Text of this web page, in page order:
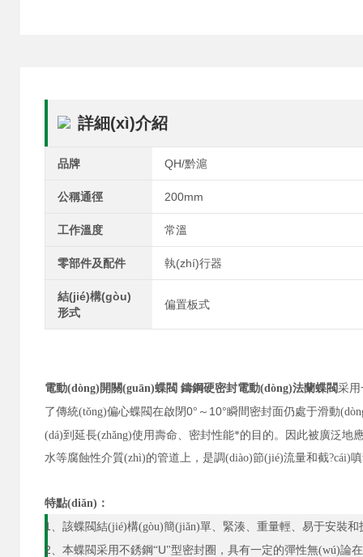
詳細(xì)介紹
品牌 QH/黔滬
公稱通徑 200mm
工作溫度 常溫
零部件及配件 執(zhí)行器
結(jié)構(gòu)
形式
偏置板式
電動(dòng)開關(guān)蝶閥 鑄鋼硬密封電動(dòng)法蘭蝶閥采用
了傳統(tǒng)偏心蝶閥在啟閉0°～ 10°瞬間密封面仍處于滑動
(dá)到延長(zhǎng)使用壽命、密封性能*的目的。因此被廣泛
水等腐蝕性介質(zhì)的管道上，是調(diào)節(jié)流量和截?cái)嗔黧w
特點(diǎn)：
1 、該蝶閥結(jié)構(gòu)簡(jiǎn)單、緊湊、重量輕、易于安裝和拆
2、本蝶閥采用不銹鋼“U"型密封圈，具有一定的彈性無(wú)論